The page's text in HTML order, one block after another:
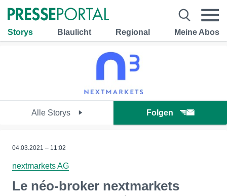
Storys Blaulicht Regional Meine Abos
Alle Storys Folgen
04.03.2021 – 11:02
nextmarkets AG
Le néo-broker nextmarkets